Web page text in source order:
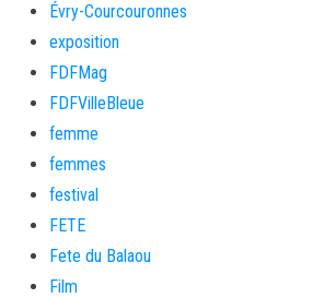
Évry-Courcouronnes
exposition
FDFMag
FDFVilleBleue
femme
femmes
festival
FETE
Fete du Balaou
Film